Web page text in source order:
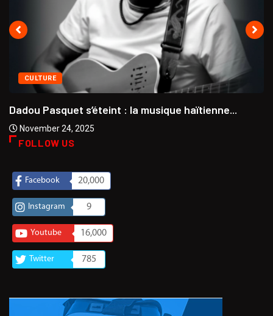
CULTURE
Dadou Pasquet s’éteint : la musique haïtienne...
November 24, 2025
FOLLOW US
Facebook 20,000
Instagram 9
Youtube 16,000
Twitter 785